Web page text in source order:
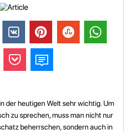
der heutigen Welt sehr wichtig. Um
zu sprechen, muss man nicht nur
beherrschen, sondern auch in